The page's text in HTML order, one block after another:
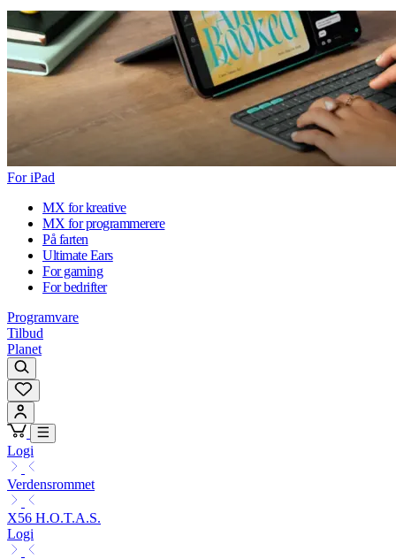
For iPad
MX for kreative
MX for programmerere
På farten
Ultimate Ears
For gaming
For bedrifter
Programvare
Tilbud
Planet
Logi
Verdensrommet
X56 H.O.T.A.S.
Logi